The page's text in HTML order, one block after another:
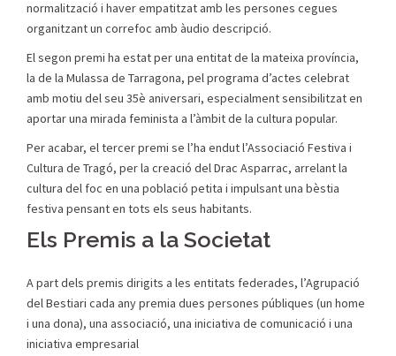
normalització i haver empatitzat amb les persones cegues
organitzant un correfoc amb àudio descripció.
El segon premi ha estat per una entitat de la mateixa província,
la de la Mulassa de Tarragona, pel programa d’actes celebrat
amb motiu del seu 35è aniversari, especialment sensibilitzat en
aportar una mirada feminista a l’àmbit de la cultura popular.
Per acabar, el tercer premi se l’ha endut l’Associació Festiva i
Cultura de Tragó, per la creació del Drac Asparrac, arrelant la
cultura del foc en una població petita i impulsant una bèstia
festiva pensant en tots els seus habitants.
Els Premis a la Societat
A part dels premis dirigits a les entitats federades, l’Agrupació
del Bestiari cada any premia dues persones públiques (un home
i una dona), una associació, una iniciativa de comunicació i una
iniciativa empresarial